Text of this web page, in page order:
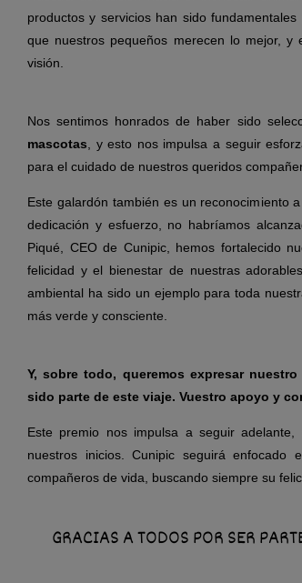
productos y servicios han sido
que nuestros pequeños merecen lo mejor, y
visión.
Nos sentimos honrados de haber sido
mascotas , y esto nos impulsa a seguir
para el cuidado de nuestros queridos
Este galardón también es un reconocimiento
dedicación y esfuerzo, no habríamos
Piqué, CEO de Cunipic, hemos fortalecido
felicidad y el bienestar de nuestras
ambiental ha sido un ejemplo para toda
más verde y consciente.
Y, sobre todo, queremos expresar
sido parte de este viaje. Vuestro apoyo y
Este premio nos impulsa a seguir
nuestros inicios. Cunipic seguirá
compañeros de vida, buscando siempre su
GRACIAS A TODOS POR SER